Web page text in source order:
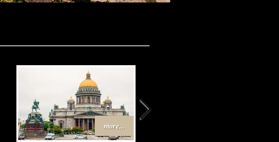
more...